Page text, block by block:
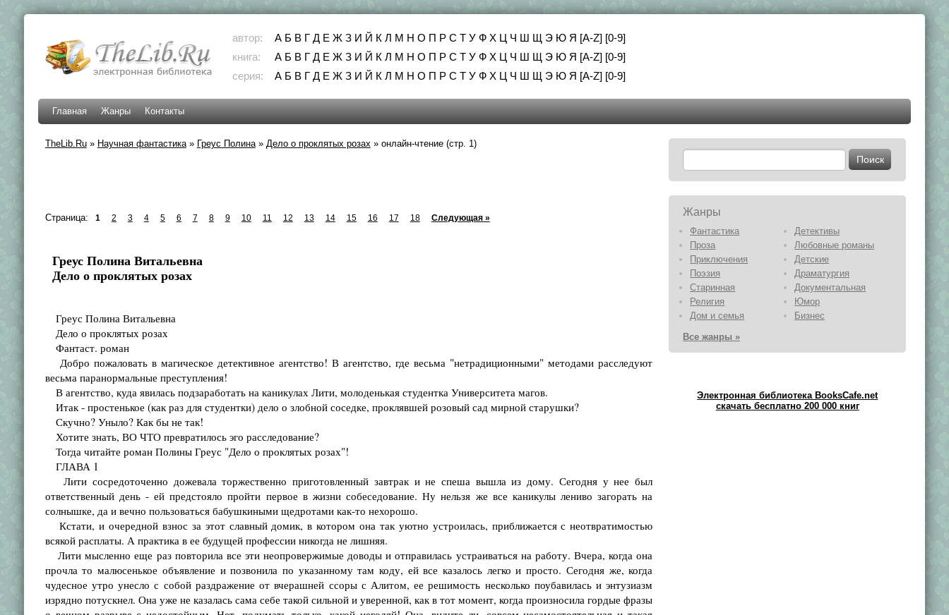
автор: А Б В Г Д Е Ж З И Й К Л М Н О П Р С Т У Ф Х Ц Ч Ш Щ Э Ю Я [A-Z] [0-9]
книга:
А Б В Г Д Е Ж З И Й К Л М Н О П Р С Т У Ф Х Ц Ч Ш Щ Э Ю Я [A-Z] [0-9]
серия:
А Б В Г Д Е Ж З И Й К Л М Н О П Р С Т У Ф Х Ц Ч Ш Щ Э Ю Я [A-Z] [0-9]
Главная Жанры Контакты
TheLib.Ru» Научная фантастика» Греус Полина» Дело о проклятых розах» онлайн-чтение (стр. 1)
Страница: 1 2 3 4 5 6 7 8 9 10 11 12 13 14 15 16 17 18 Следующая »
Греус Полина Витальевна
Дело о проклятых розах
Греус Полина Витальевна
Дело о проклятых розах
Фантаст. роман
Добро пожаловать в магическое детективное агентство! В агентство, где весьма "нетрадиционными" методами расследуют
весьма паранормальные преступления!
В агентство, куда явилась подзаработать на каникулах Лити, молоденькая студентка Университета магов.
Итак - простенькое (как раз для студентки) дело о злобной соседке, проклявшей розовый сад мирной старушки?
Скучно? Уныло? Как бы не так!
Хотите знать, ВО ЧТО превратилось эго расследование?
Тогда читайте роман Полины Греус "Дело о проклятых розах"!
ГЛАВА 1
Лити сосредоточенно дожевала торжественно приготовленный завтрак и не спеша вышла из дому. Сегодня у нее был
ответственный день - ей предстояло пройти первое в жизни собеседование. Ну нельзя же все каникулы лениво загорать на
солнышке, да и вечно пользоваться бабушкиными щедротами как-то нехорошо.
Кстати, и очередной взнос за этот славный домик, в котором она так уютно устроилась, приближается с неотвратимостью
всякой расплаты. А практика в ее будущей профессии никогда не лишняя.
Лити мысленно еще раз повторила все эти неопровержимые доводы и отправилась устраиваться на работу. Вчера, когда она
прочла то малюсенькое объявление и позвонила по указанному там коду, ей все казалось легко и просто. Сегодня же, когда
чудесное утро унесло с собой раздражение от вчерашней ссоры с Алитом, ее решимость несколько поубавилась и энтузиазм
изрядно потускнел. Она уже не казалась сама себе такой сильной и уверенной, как в тот момент, когда произносила гордые фразы
Жанры
Фантастика
Детективы
Проза
Любовные романы
Приключения
Детские
Поэзия
Драматургия
Старинная
Документальная
Религия
Юмор
Дом и семья
Бизнес
Все жанры »
Электронная библиотека BooksCafe.net
скачать бесплатно 200 000 книг